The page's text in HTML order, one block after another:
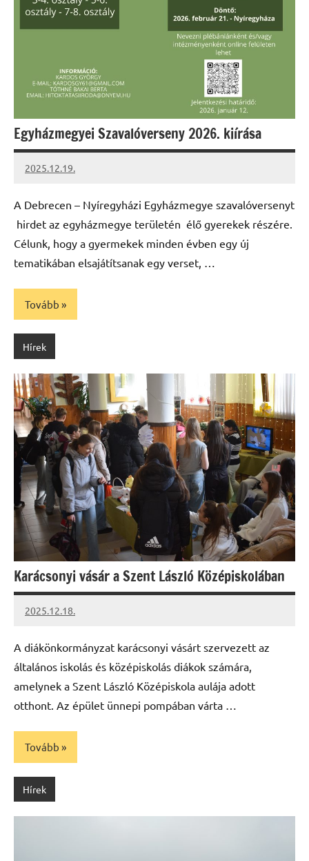
Egyházmegyei Szavalóverseny 2026. kiírása
2025.12.19.
Leiszt
A Debrecen – Nyíregyházi Egyházmegye szavalóversenyt
hirdet az egyházmegye területén élő gyerekek részére.
Célunk, hogy a gyermekek minden évben egy új
tematikában elsajátítsanak egy verset, …
Tovább
Hírek
Karácsonyi vásár a Szent László Középiskolában
2025.12.18.
Leiszt
A diákönkormányzat karácsonyi vásárt szervezett az
általános iskolás és középiskolás diákok számára,
amelynek a Szent László Középiskola aulája adott
otthont. Az épület ünnepi pompában várta …
Tovább
Hírek